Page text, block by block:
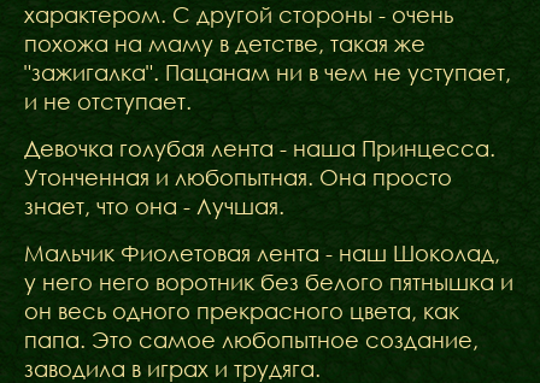
характером. С другой стороны - очень
похожа на маму в детстве, такая же
"зажигалка". Пацанам ни в чем не уступает,
и не отступает.
Девочка голубая лента - наша Принцесса.
Утонченная и любопытная. Она просто
знает, что она - Лучшая.
Мальчик Фиолетовая лента - наш Шоколад,
у него него воротник без белого пятнышка и
он весь одного прекрасного цвета, как
папа. Это самое любопытное создание,
заводила в играх и трудяга.